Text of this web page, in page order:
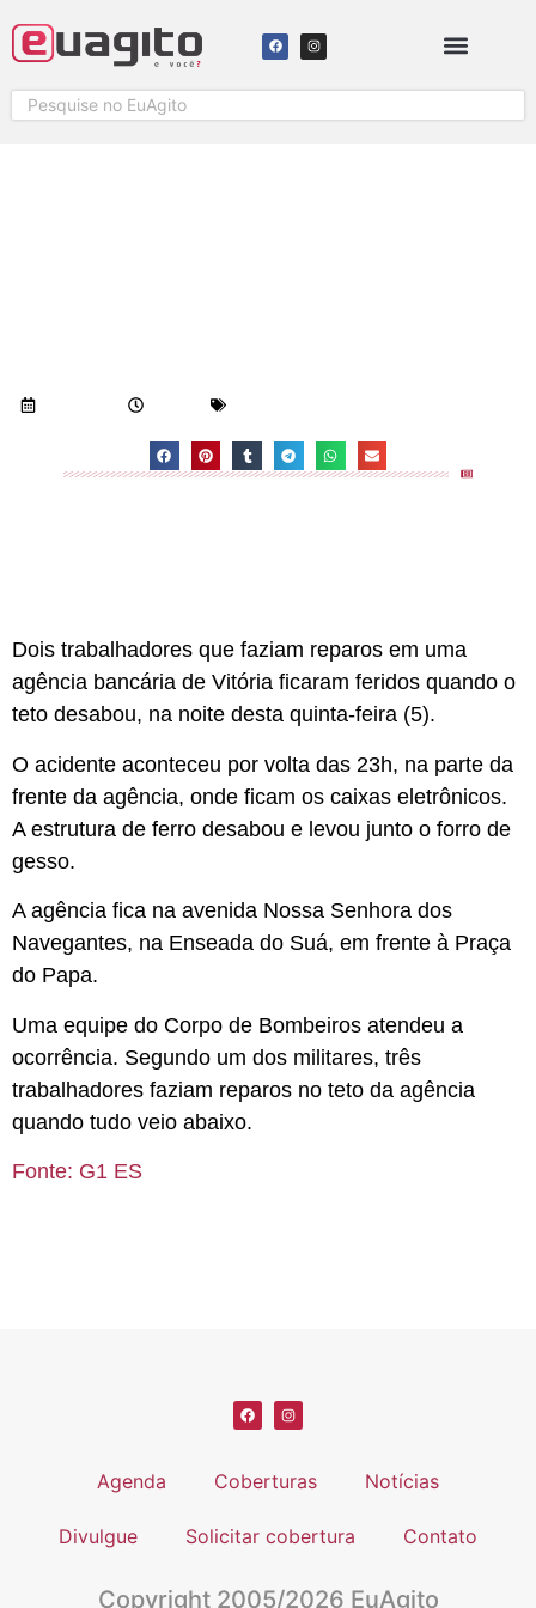
7:48 am
Dois trabalhadores que faziam reparos em uma
agência bancária de Vitória ficaram feridos quando o
teto desabou, na noite desta quinta-feira (5).
O acidente aconteceu por volta das 23h, na parte da
frente da agência, onde ficam os caixas eletrônicos.
A estrutura de ferro desabou e levou junto o forro de
gesso.
A agência fica na avenida Nossa Senhora dos
Navegantes, na Enseada do Suá, em frente à Praça
do Papa.
Uma equipe do Corpo de Bombeiros atendeu a
ocorrência. Segundo um dos militares, três
trabalhadores faziam reparos no teto da agência
quando tudo veio abaixo.
Fonte: G1 ES
Agenda Coberturas Notícias
Divulgue Solicitar cobertura Contato
Copyright 2005/2026 EuAgito